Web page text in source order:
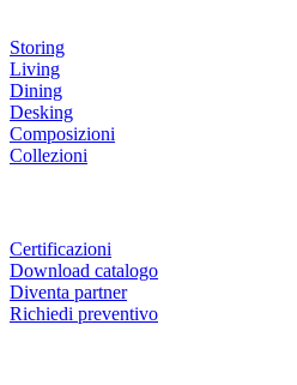
Storing
Living
Dining
Desking
Composizioni
Collezioni
Certificazioni
Download catalogo
Diventa partner
Richiedi preventivo